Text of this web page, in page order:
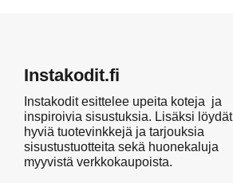
Instakodit.fi
Instakodit esittelee upeita koteja ja
inspiroivia sisustuksia. Lisäksi löydät
hyviä tuotevinkkejä ja tarjouksia
sisustustuotteita sekä huonekaluja
myyvistä verkkokaupoista.